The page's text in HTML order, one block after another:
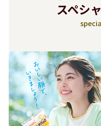
スペシ